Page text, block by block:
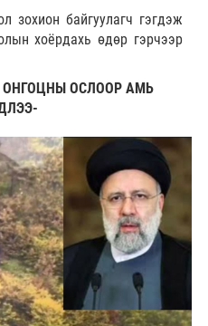
зохион байгуулагч гэгдэж
хоёрдахь өдөр гэрчээр
ОСЛООР АМЬ